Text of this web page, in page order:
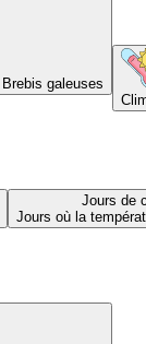
Brebis galeuses
Jours de
Jours où la